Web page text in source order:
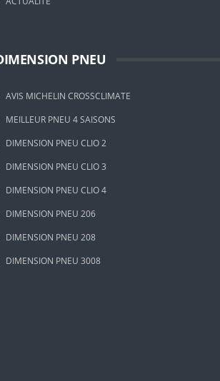
PNEU
AVIS MICHELIN CROSSCLIMATE
MEILLEUR PNEU 4 SAISONS
DIMENSION PNEU CLIO 2
DIMENSION PNEU CLIO 3
DIMENSION PNEU CLIO 4
DIMENSION PNEU 206
DIMENSION PNEU 208
DIMENSION PNEU 3008